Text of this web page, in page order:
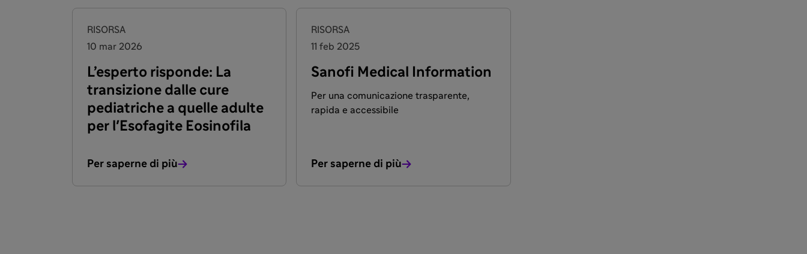
RISORSA
10 mar 2026
L’esperto risponde: La
transizione dalle cure
pediatriche a quelle adulte
per l'Esofagite Eosinofila
Per saperne di più
RISORSA
11 feb 2025
Sanofi Medical Information
Per una comunicazione trasparente,
rapida e accessibile
Per saperne di più